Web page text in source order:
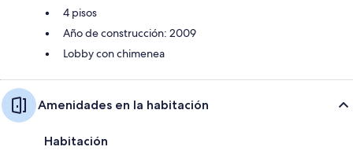
4 pisos
Año de construcción: 2009
Lobby con chimenea
Amenidades en la habitación
Habitación